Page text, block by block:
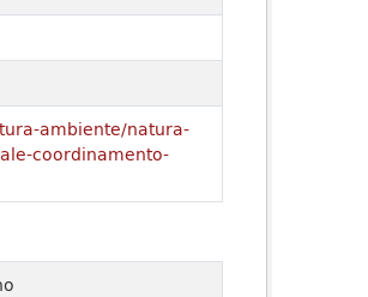
ambiente/natura-
coordinamento-